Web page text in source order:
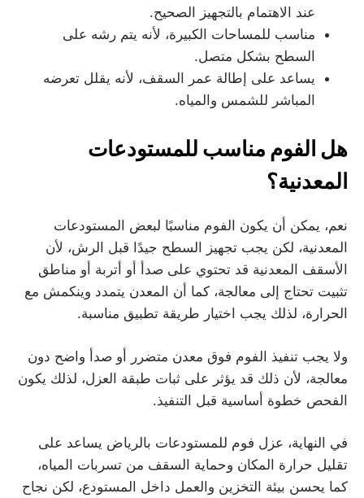
عند الاهتمام بالتجهيز الصحيح.
مناسب للمساحات الكبيرة، لأنه يتم رشه على
السطح بشكل متصل.
يساعد على إطالة عمر السقف، لأنه يقلل تعرضه
المباشر للشمس والمياه.
هل الفوم مناسب للمستودعات
المعدنية؟
نعم، يمكن أن يكون الفوم مناسبًا لبعض المستودعات
المعدنية، لكن يجب تجهيز السطح جيدًا قبل الرش، لأن
الأسقف المعدنية قد تحتوي على صدأ أو أتربة أو مناطق
تثبيت تحتاج إلى معالجة، كما أن المعدن يتمدد وينكمش مع
الحرارة، لذلك يجب اختيار طريقة تطبيق مناسبة.
ولا يجب تنفيذ الفوم فوق معدن متضرر أو صدأ واضح دون
معالجة، لأن ذلك قد يؤثر على ثبات طبقة العزل، لذلك يكون
الفحص خطوة أساسية قبل التنفيذ.
في النهاية، عزل فوم للمستودعات بالرياض يساعد على
تقليل حرارة المكان وحماية السقف من تسربات المياه،
كما يحسن بيئة التخزين والعمل داخل المستودع، لكن نجاح